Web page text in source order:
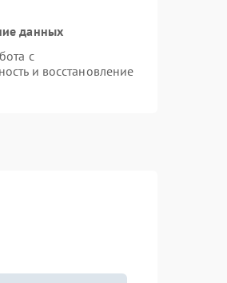
данных
с
и восстановление